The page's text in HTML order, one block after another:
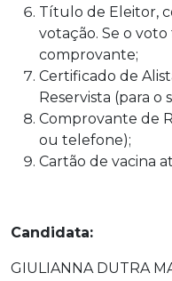
Título de Eleitor,
votação. Se o
comprovante;
Certificado de
Reservista (para o
Comprovante de
ou telefone);
Cartão de vacina
Candidata:
GIULIANNA DUTRA